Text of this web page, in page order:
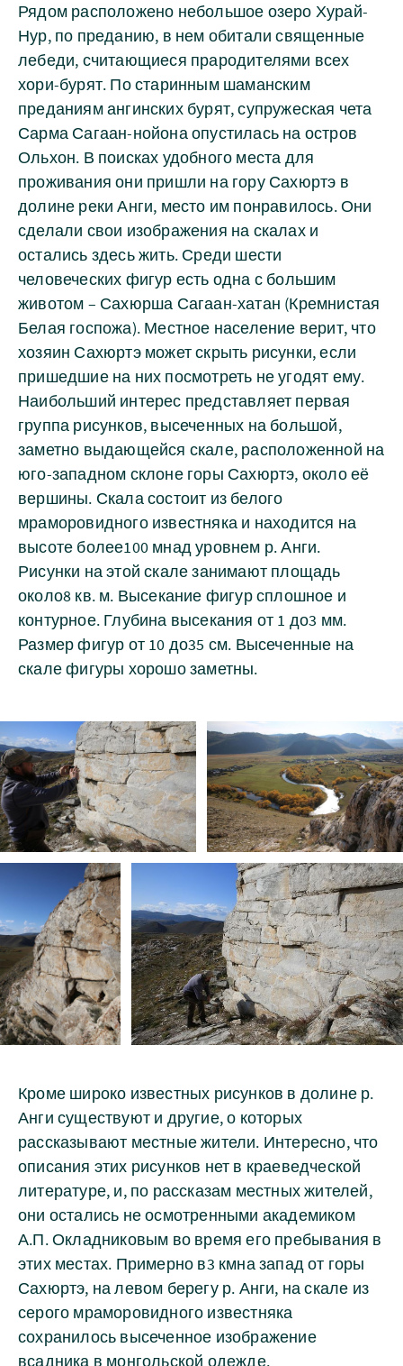
Рядом расположено небольшое озеро Хурай-
Нур, по преданию, в нем обитали священные
лебеди, считающиеся прародителями всех
хори-бурят. По старинным шаманским
преданиям ангинских бурят, супружеская чета
Сарма Сагаан-нойона опустилась на остров
Ольхон. В поисках удобного места для
проживания они пришли на гору Сахюртэ в
долине реки Анги, место им понравилось. Они
сделали свои изображения на скалах и
остались здесь жить. Среди шести
человеческих фигур есть одна с большим
животом – Сахюрша Сагаан-хатан (Кремнистая
Белая госпожа). Местное население верит, что
хозяин Сахюртэ может скрыть рисунки, если
пришедшие на них посмотреть не угодят ему.
Наибольший интерес представляет первая
группа рисунков, высеченных на большой,
заметно выдающейся скале, расположенной на
юго-западном склоне горы Сахюртэ, около её
вершины. Скала состоит из белого
мраморовидного известняка и находится на
высоте более100 мнад уровнем р. Анги.
Рисунки на этой скале занимают площадь
около8 кв. м. Высекание фигур сплошное и
контурное. Глубина высекания от 1 до3 мм.
Размер фигур от 10 до35 см. Высеченные на
скале фигуры хорошо заметны.
Кроме широко известных рисунков в долине р.
Анги существуют и другие, о которых
рассказывают местные жители. Интересно, что
описания этих рисунков нет в краеведческой
литературе, и, по рассказам местных жителей,
они остались не осмотренными академиком
А.П. Окладниковым во время его пребывания в
этих местах. Примерно в3 кмна запад от горы
Сахюртэ, на левом берегу р. Анги, на скале из
серого мраморовидного известняка
сохранилось высеченное изображение
всадника в монгольской одежде.